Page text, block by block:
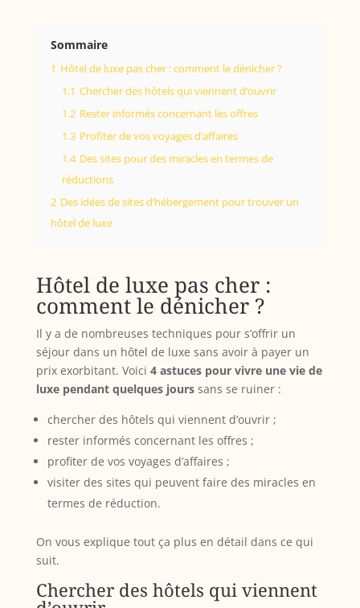
Sommaire
1 Hôtel de luxe pas cher : comment le dénicher ?
1.1 Chercher des hôtels qui viennent d’ouvrir
1.2 Rester informés concernant les offres
1.3 Profiter de vos voyages d’affaires
1.4 Des sites pour des miracles en termes de
réductions
2 Des idées de sites d’hébergement pour trouver un
hôtel de luxe
Hôtel de luxe pas cher :
comment le dénicher ?
Il y a de nombreuses techniques pour s’offrir un
séjour dans un hôtel de luxe sans avoir à payer un
prix exorbitant. Voici 4 astuces pour vivre une vie de
luxe pendant quelques jourssans se ruiner :
chercher des hôtels qui viennent d’ouvrir ;
rester informés concernant les offres ;
profiter de vos voyages d’affaires ;
visiter des sites qui peuvent faire des miracles en
termes de réduction.
On vous explique tout ça plus en détail dans ce qui
suit.
Chercher des hôtels qui viennent